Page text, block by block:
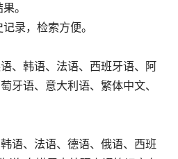
。
录，检索方便。
、韩语、法语、西班牙语、阿
牙语、意大利语、繁体中文、
语、法语、德语、俄语、西班